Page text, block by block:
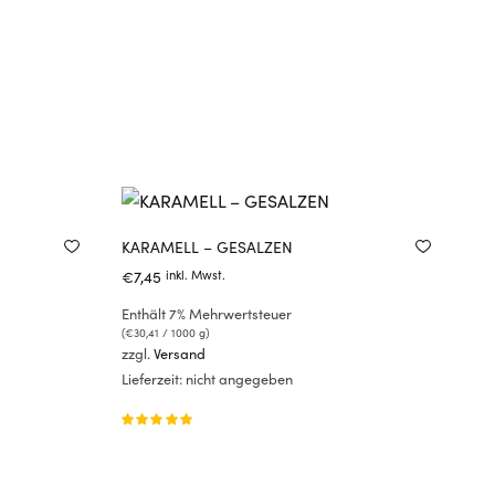
KARAMELL – GESALZEN
€7,45 inkl. Mwst.
Enthält 7% Mehrwertsteuer
(€30,41 / 1000 g)
zzgl. Versand
Lieferzeit: nicht angegeben